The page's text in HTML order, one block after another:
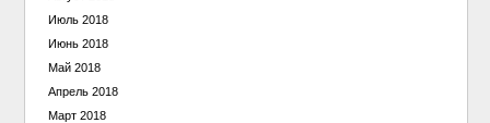
Июль 2018
Июнь 2018
Май 2018
Апрель 2018
Март 2018